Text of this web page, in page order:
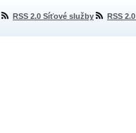
RSS 2.0 Síťové služby RSS